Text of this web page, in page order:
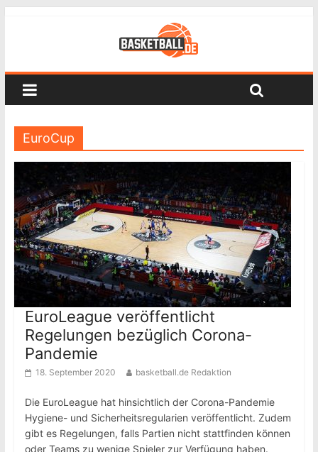
EuroCup
EuroLeague veröffentlicht
Regelungen bezüglich Corona-
Pandemie
18. September 2020 basketball.de Redaktion
Die EuroLeague hat hinsichtlich der Corona-Pandemie
Hygiene- und Sicherheitsregularien veröffentlicht. Zudem
gibt es Regelungen, falls Partien nicht stattfinden können
oder Teams zu wenige Spieler zur Verfügung haben.